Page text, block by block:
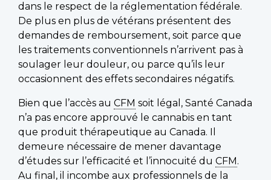
dans le respect de la réglementation fédérale.
De plus en plus de vétérans présentent des
demandes de remboursement, soit parce que
les traitements conventionnels n’arrivent pas à
soulager leur douleur, ou parce qu’ils leur
occasionnent des effets secondaires négatifs.
Bien que l’accès au CFM soit légal, Santé Canada
n’a pas encore approuvé le cannabis en tant
que produit thérapeutique au Canada. Il
demeure nécessaire de mener davantage
d’études sur l’efficacité et l’innocuité du CFM .
Au final, il incombe aux professionnels de la